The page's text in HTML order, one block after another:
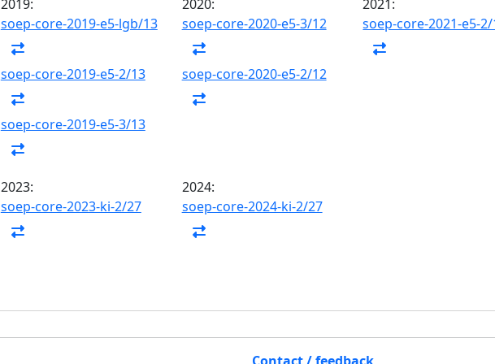
2019:
soep-core-2019-e5-lgb/13
soep-core-2019-e5-2/13
soep-core-2019-e5-3/13
2020:
soep-core-2020-e5-3/12
soep-core-2020-e5-2/12
2021:
soep-core-2021-e5-
2023:
soep-core-2023-ki-2/27
2024:
soep-core-2024-ki-2/27